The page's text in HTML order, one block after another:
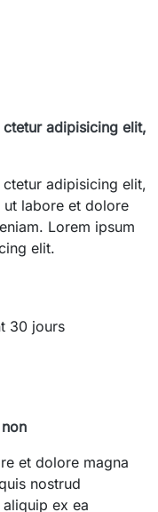
adipisicing elit,
adipisicing elit,
labore et dolore
Lorem ipsum
elit.
30 jours
et dolore magna
nostrud
ex ea